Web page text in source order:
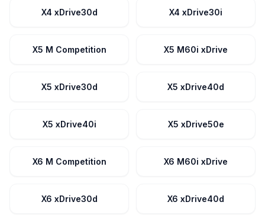
X4 xDrive30d X4 xDrive30i
X5 M Competition X5 M60i xDrive
X5 xDrive30d X5 xDrive40d
X5 xDrive40i X5 xDrive50e
X6 M Competition X6 M60i xDrive
X6 xDrive30d X6 xDrive40d